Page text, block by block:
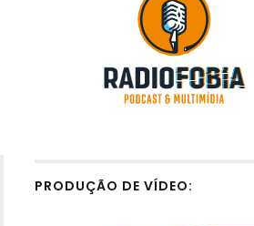
PRODUÇÃO DE VÍDEO: